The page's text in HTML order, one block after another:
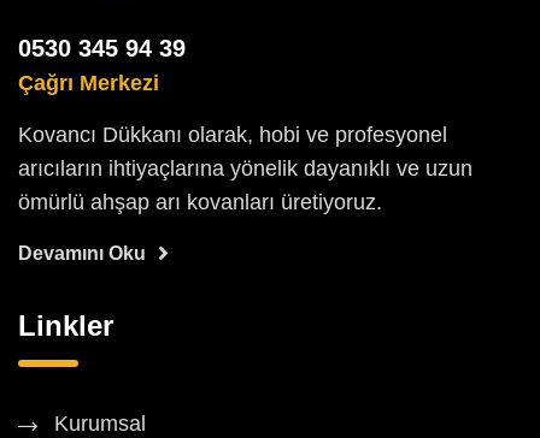
0530 345 94 39
Çağrı Merkezi
Kovancı Dükkanı olarak, hobi ve profesyonel
arıcıların ihtiyaçlarına yönelik dayanıklı ve uzun
ömürlü ahşap arı kovanları üretiyoruz.
Devamını Oku
Linkler
Kurumsal